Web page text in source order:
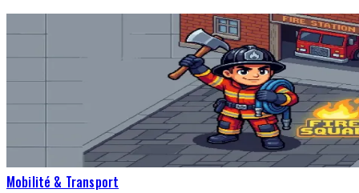
Mobilité & Transport